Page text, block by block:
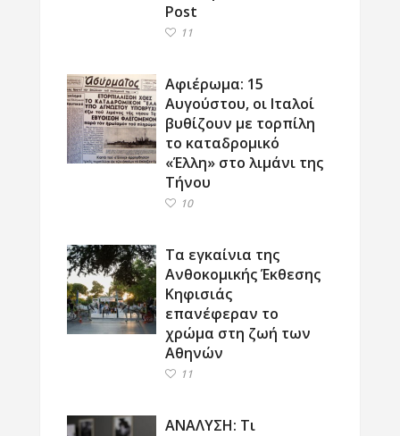
Post
11
Αφιέρωμα: 15
Αυγούστου, οι Ιταλοί
βυθίζουν με τορπίλη
το καταδρομικό
«Έλλη» στο λιμάνι της
Τήνου
10
Τα εγκαίνια της
Ανθοκομικής Έκθεσης
Κηφισιάς
επανέφεραν το
χρώμα στη ζωή των
Αθηνών
11
ΑΝΑΛΥΣΗ: Τι